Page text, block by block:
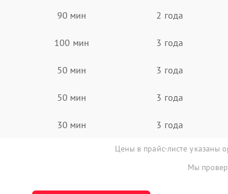
90 мин 2 года
100 мин 3 года
50 мин 3 года
50 мин 3 года
30 мин 3 года
Цены в прайс-листе указаны
Мы